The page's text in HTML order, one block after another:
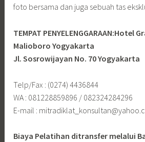
foto bersama dan juga sebuah tas
TEMPAT PENYELENGGARAAN:Hotel
Malioboro Yogyakarta
Jl. Sosrowijayan No. 70 Yogyakarta
Telp/Fax : (0274) 4436844
WA : 081228859896 / 082324284296
E-mail :
Biaya Pelatihan ditransfer melalui